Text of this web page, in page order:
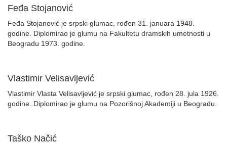
Feđa Stojanović
Feđa Stojanović je srpski glumac, rođen 31. januara 1948.
godine. Diplomirao je glumu na Fakultetu dramskih umetnosti u
Beogradu 1973. godine.
Vlastimir Velisavljević
Vlastimir Vlasta Velisavljević je srpski glumac, rođen 28. jula 1926.
godine. Diplomirao je glumu na Pozorišnoj Akademiji u Beogradu.
Taško Načić